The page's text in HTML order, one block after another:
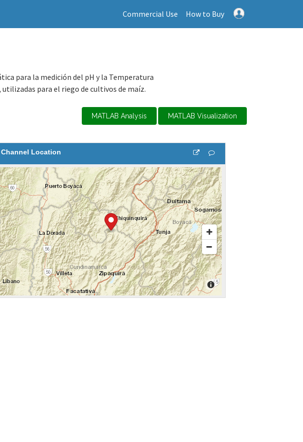
Commercial Use How to Buy
para la medición del pH y la Temperatura
utilizadas para el riego de cultivos de maíz.
MATLAB Analysis MATLAB Visualization
Channel Location